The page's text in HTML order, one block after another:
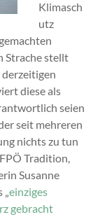
Klimasch
utz
Strache stellt
diese als
seien
seit mehreren
nichts zu tun
Tradition,
Susanne
„einziges
gebracht